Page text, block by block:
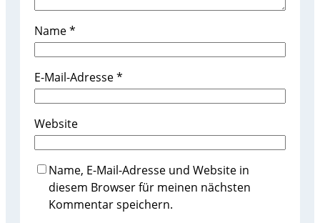
Name*
E-Mail-Adresse*
Website
Name, E-Mail-Adresse und Website in
diesem Browser für meinen nächsten
Kommentar speichern.